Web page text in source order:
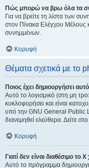
Πώς μπορώ να βρω όλα τα
Για να βρείτε τη λίστα των
στον Πίνακα Ελέγχου Μέλους
συνημμένων.
Κορυφή
Θέματα σχετικά με το
Ποιος έχει δημιουργήσει
Αυτό το λογισμικό (στη μη
κυκλοφορήσει και είναι
υπό την GNU General Public
διανεμηθεί ελεύθερα. Δείτε στο
Κορυφή
Γιατί δεν είναι διαθέσιμο το
Αυτό το πρόγραμμα